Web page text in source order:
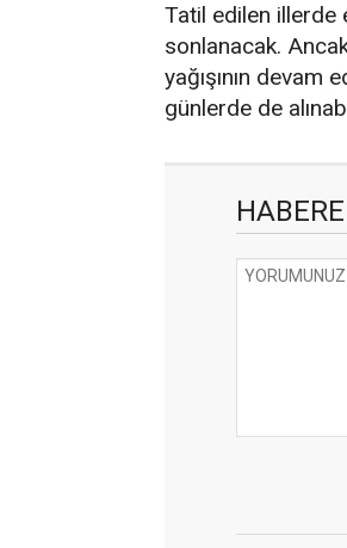
Tatil edilen illerde
sonlanacak.
yağışının devam
günlerde de
HABERE